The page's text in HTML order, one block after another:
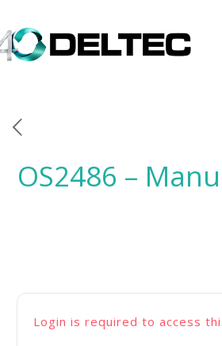
OS2486 –
Login is required to access